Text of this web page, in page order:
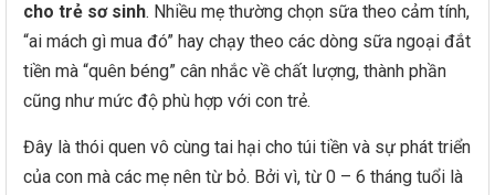
cho trẻ sơ sinh. Nhiều mẹ thường chọn sữa theo cảm tính,
“ai mách gì mua đó” hay chạy theo các dòng sữa ngoại đắt
tiền mà “quên béng” cân nhắc về chất lượng, thành phần
cũng như mức độ phù hợp với con trẻ.
Đây là thói quen vô cùng tai hại cho túi tiền và sự phát triển
của con mà các mẹ nên từ bỏ. Bởi vì, từ 0 – 6 tháng tuổi là